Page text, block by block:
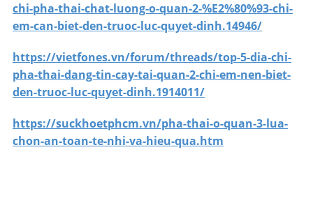
chi-pha-thai-chat-luong-o-quan-2-%E2%80%93-chi-
em-can-biet-den-truoc-luc-quyet-dinh.14946/
https://vietfones.vn/forum/threads/top-5-dia-chi-
pha-thai-dang-tin-cay-tai-quan-2-chi-em-nen-biet-
den-truoc-luc-quyet-dinh.1914011/
https://suckhoetphcm.vn/pha-thai-o-quan-3-lua-
chon-an-toan-te-nhi-va-hieu-qua.htm